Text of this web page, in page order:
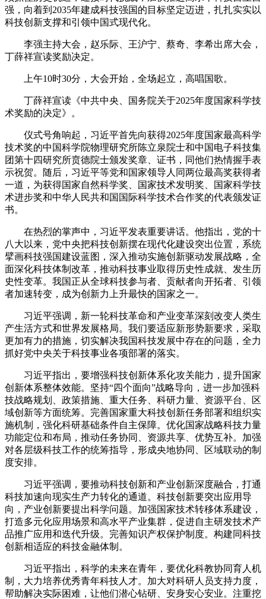
强，向着到2035年建成科技强国的目标坚定迈进，扎扎实实以
科技创新支撑和引领中国式现代化。
李强主持大会，赵乐际、王沪宁、蔡奇、李希出席大会，
丁薛祥宣读奖励决定。
上午10时30分，大会开始，全场起立，高唱国歌。
丁薛祥宣读《中共中央、国务院关于2025年度国家科学技
术奖励的决定》。
仪式号角响起，习近平首先向获得2025年度国家最高科学
技术奖的中国科学院物理研究所陈立泉院士和中国电子科技集
团第十四研究所贲德院士颁发奖章、证书，同他们热情握手表
示祝贺。随后，习近平等党和国家领导人同两位最高奖获得者
一道，为获得国家自然科学奖、国家技术发明奖、国家科学技
术进步奖和中华人民共和国国际科学技术合作奖的代表颁发证
书。
在热烈的掌声中，习近平发表重要讲话。他指出，党的十
八大以来，党中央把科技创新摆在现代化建设突出位置，系统
擘画科技强国建设蓝图，深入推动实施创新驱动发展战略，全
面深化科技体制改革，推动科技事业取得历史性成就、发生历
史性变革。我国正从全球科技参与者、贡献者向开拓者、引领
者加速转变，成为创新力上升最快的国家之一。
习近平强调，新一轮科技革命和产业变革深刻改变人类生
产生活方式和世界发展格局。我们要适应新形势新要求，采取
更加有力的措施，切实解决我国科技发展中存在的问题，全力
抓好党中央关于科技事业各项部署的落实。
习近平指出，要增强科技创新体系化攻关能力，提升国家
创新体系整体效能。坚持“四个面向”战略导向，进一步加强科
技战略规划、政策措施、重大任务、科研力量、资源平台、区
域创新等方面统筹。完善国家重大科技创新任务部署和组织实
施机制，强化科研基础条件自主保障。优化国家战略科技力量
功能定位和布局，推动任务协同、资源共享、优势互补。加强
对各层级科技工作的统筹指导，形成央地协同、区域联动的制
度安排。
习近平强调，要推动科技创新和产业创新深度融合，打通
科技加速向现实生产力转化的通道。科技创新要突出应用导
向，产业创新要提出科学问题。加强国家技术转移体系建设，
打造多元化应用场景和高水平产业集群，促进自主研发技术产
品推广应用和迭代升级。完善知识产权保护制度。构建同科技
创新相适应的科技金融体制。
习近平指出，科学的未来在青年，要优化科教协同育人机
制，大力培养优秀青年科技人才。加大对科研人员支持力度，
帮助解决实际困难，让他们潜心钻研、安身安心安业。注重挖